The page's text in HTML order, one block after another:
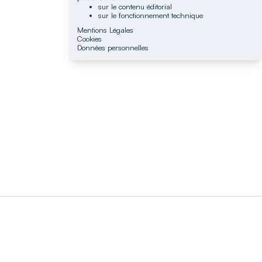
sur le contenu éditorial
sur le fonctionnement technique
Mentions Légales
Cookies
Données personnelles